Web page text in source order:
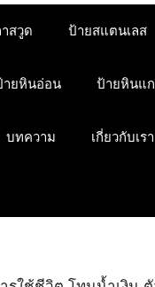
สวูด ป้ายสแตนเลส
ายหินอ่อน ป้ายหินแ
บทความ เกี่ยวกับเรา